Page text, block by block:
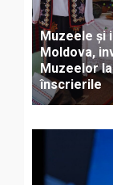
Muzeele și
Moldova,
Muzeelor
înscrierile